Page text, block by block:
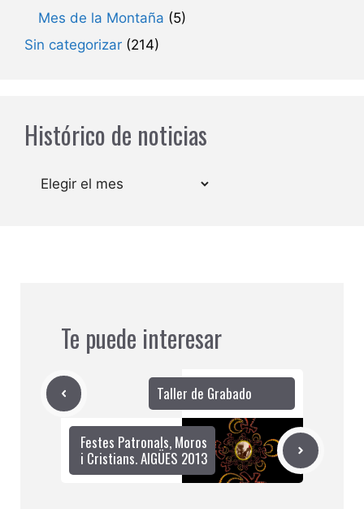
Mes de la Montaña (5)
Sin categorizar (214)
Histórico de noticias
Archivos
Te puede interesar
Taller de Grabado
Festes Patronals, Moros
i Cristians. AIGÜES 2013